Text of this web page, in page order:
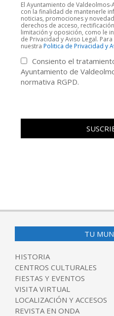
El Ayuntamiento de
con la finalidad de mantenerle
noticias, promociones y
derechos de acceso,
limitación y oposición, como le
de Privacidad y Aviso Legal.
nuestra Politica de Privacidad y
Consiento el
Ayuntamiento de
normativa RGPD.
TU
HISTORIA
CENTROS CULTURALES
FIESTAS Y EVENTOS
VISITA VIRTUAL
LOCALIZACIÓN Y ACCESOS
REVISTA EN ONDA